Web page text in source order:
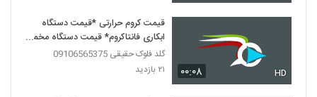
۰۰:۰۸ HD
قیمت کروم حرارتی *قیمت دستگاه
ابکاری فانتاکروم* قیمت دستگاه مخمل
پاش
گلد فلوک حقیقی 09106565375
۲۱ بازدید